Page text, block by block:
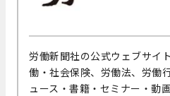
労働新聞社の公式ウェブサイ
働・社会保険、労働法、労働
ュース・書籍・セミナー・動